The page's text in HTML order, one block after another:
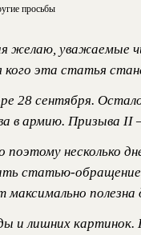
просьбы
желаю, уважаемые
кого эта статья
28 сентября.
в армию. Призыва II
поэтому несколько
статью-
максимально
и лишних